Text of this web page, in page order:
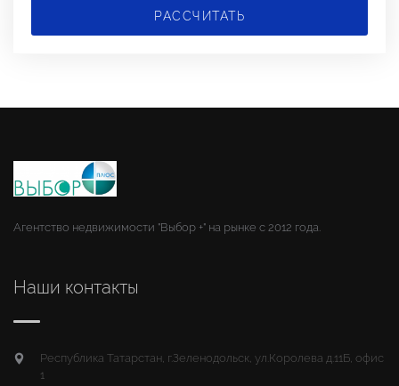
РАССЧИТАТЬ
Агентство недвижимости "Выбор +" на рынке с 2012 года.
Наши контакты
Республика Татарстан, г.Зеленодольск, ул.Королева д.11Б, офис
1